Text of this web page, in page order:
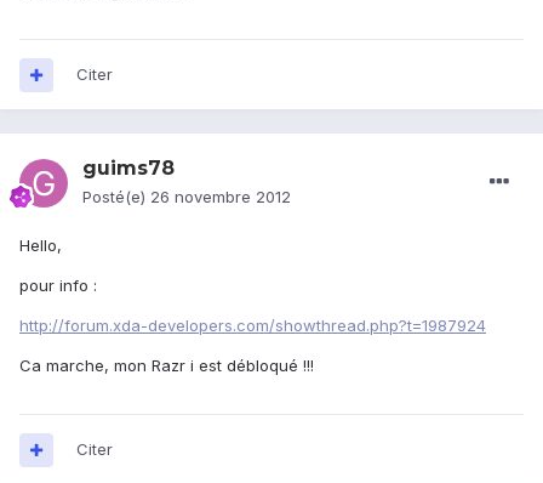
Citer
guims78
Posté(e) 26 novembre 2012
Hello,
pour info :
http://forum.xda-developers.com/showthread.php?t=1987924
Ca marche, mon Razr i est débloqué !!!
Citer